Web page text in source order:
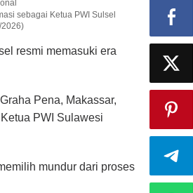
sebagai Ketua PWI Sulsel
2026)
resmi memasuki era
Pena, Makassar,
PWI Sulawesi
mundur dari proses